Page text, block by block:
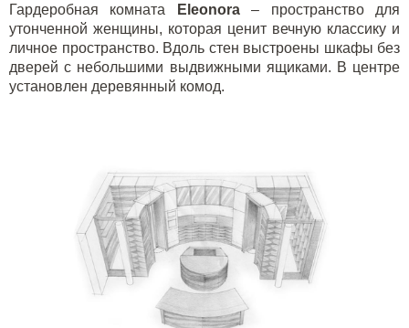
Гардеробная комната Eleonora– пространство для
утонченной женщины, которая ценит вечную классику и
личное пространство. Вдоль стен выстроены шкафы без
дверей с небольшими выдвижными ящиками. В центре
установлен деревянный комод.